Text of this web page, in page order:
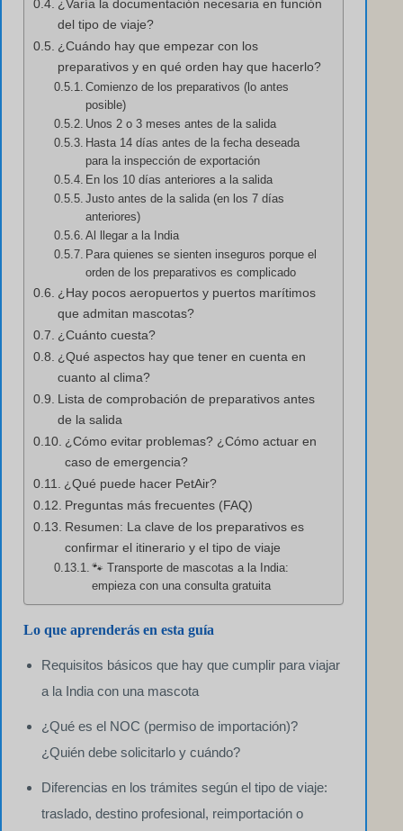
¿Varía la documentación necesaria en función
del tipo de viaje?
¿Cuándo hay que empezar con los
preparativos y en qué orden hay que hacerlo?
Comienzo de los preparativos (lo antes
posible)
Unos 2 o 3 meses antes de la salida
Hasta 14 días antes de la fecha deseada
para la inspección de exportación
En los 10 días anteriores a la salida
Justo antes de la salida (en los 7 días
anteriores)
Al llegar a la India
Para quienes se sienten inseguros porque el
orden de los preparativos es complicado
¿Hay pocos aeropuertos y puertos marítimos
que admitan mascotas?
¿Cuánto cuesta?
¿Qué aspectos hay que tener en cuenta en
cuanto al clima?
Lista de comprobación de preparativos antes
de la salida
¿Cómo evitar problemas? ¿Cómo actuar en
caso de emergencia?
¿Qué puede hacer PetAir?
Preguntas más frecuentes (FAQ)
Resumen: La clave de los preparativos es
confirmar el itinerario y el tipo de viaje
🐾 Transporte de mascotas a la India:
empieza con una consulta gratuita
Lo que aprenderás en esta guía
Requisitos básicos que hay que cumplir para viajar
a la India con una mascota
¿Qué es el NOC (permiso de importación)?
¿Quién debe solicitarlo y cuándo?
Diferencias en los trámites según el tipo de viaje:
traslado, destino profesional, reimportación o